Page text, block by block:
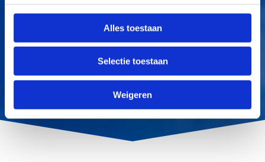
Alles toestaan
Selectie toestaan
Weigeren